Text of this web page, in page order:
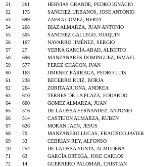
51
261 HERVIAS GRANDE, PEDRO IGNACIO
52
175 SANCHEZ URBANOS, JOSE ANTONIO
53
699 ZAFRA GOMEZ, BERTA
54
268 DIAZ ALMARZA, JUAN ANTONIO
55
505 SANCHEZ GALLEGO, JOAQUIN
56
167 NAVARRO JIMÉNEZ, SERGIO
57
27 YEBRA GARCÍA-ABAD, ALBERTO
58
696 MANZANARES DOMINGUEZ, ISMAEL
59
577 PEREZ CHACON, IVAN
60
163 JIMENEZ PÁRRAGA, PEDRO LUIS
61
238 BECERRO RUIZ, BORJA
62
264 ZORITA ARJONA, ANDREA
63
610 TERRES DE LA PLAZA, EDUARDO
64
600 GOMEZ ALMARZA, JUAN
65
516 DE LA OSSA FERNANDEZ, ANTONIO
66
514 CASTEJON ALMARZA, RUBEN
67
626 MORAN JAEN, JESUS
68
70 MANZANERO LUCAS, FRACISCO JAVIER
69
33 CEBRIAN REY, ALFONSO
70
254 DE LA OSSA YUNTA, ALMUDENA
71
63 GARCÍA ORTEGA, JOSE CARLOS
72
14 GUERRERO PALOMAR, CRISTIAN